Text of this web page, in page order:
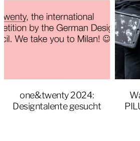
one&twenty 2024:
Designtalente gesucht